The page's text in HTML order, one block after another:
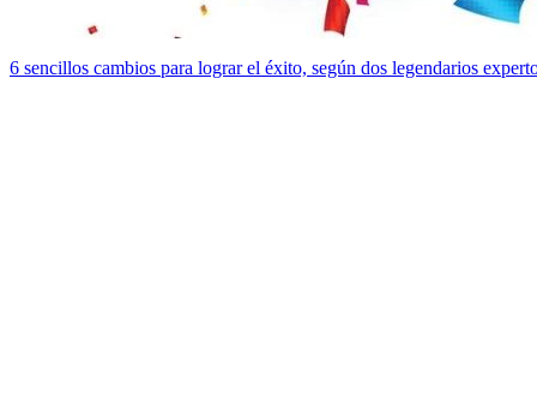
6 sencillos cambios para lograr el éxito, según dos legendarios